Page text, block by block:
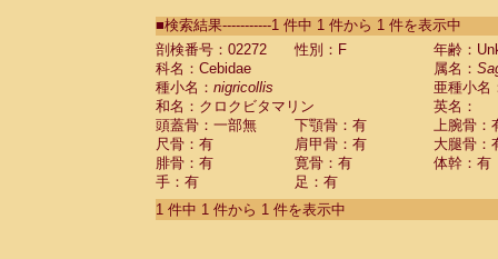
CebidaeSaguinus labiatus(0)
Cebidae Saguinus leucopus (0)
Cebidae
CebidaeSaguinus mystax
CebidaeSaguinus nigricollis (1)
Cebidae Saguinus oedipus
Cebidae Saguinus weddelli
Cebidae Saguinusspp.
Cebidae Aotus trivirgatus
Cebidae Cebus albifrons
■検索結果-----------1 件中 1 件から 1 件を表示中
剖検番号：02272
性別：F
年齢：
科名：Cebidae
属名：
種小名： nigricollis
亜種小名
和名：クロクビタマリン
英名：
頭蓋骨：一部無
下顎骨：有
上腕骨：
尺骨：有
肩甲骨：有
大腿骨：
腓骨：有
寛骨：有
体幹：有
手：有
足：有
1 件中 1 件から 1 件を表示中